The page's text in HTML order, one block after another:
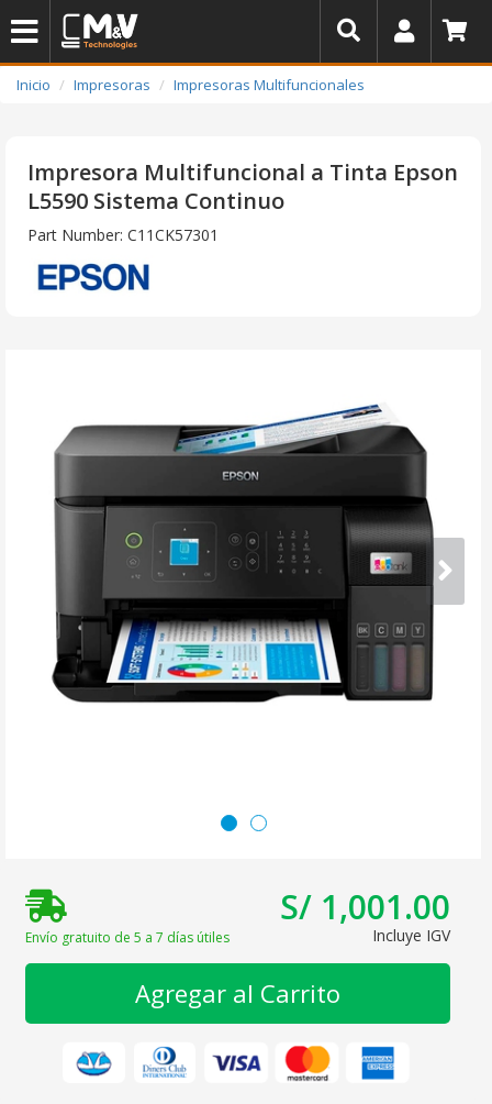
Inicio Impresoras Impresoras Multifuncionales
Impresora Multifuncional a Tinta Epson
L5590 Sistema Continuo
Part Number: C11CK57301
Envío gratuito de 5 a 7 días útiles
S/ 1,001.00
Incluye IGV
Agregar al Carrito